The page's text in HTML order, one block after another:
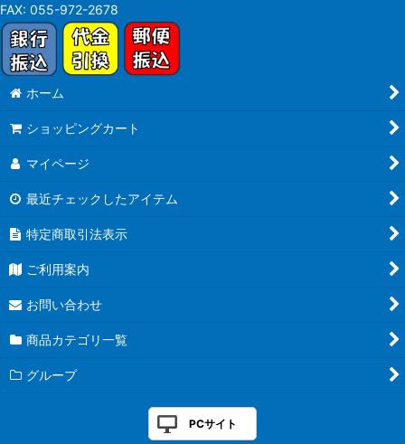
FAX: 055-972-2678
ホーム
ショッピングカート
マイページ
最近チェックしたアイテム
特定商取引法表示
ご利用案内
お問い合わせ
商品カテゴリ一覧
グループ
PCサイト